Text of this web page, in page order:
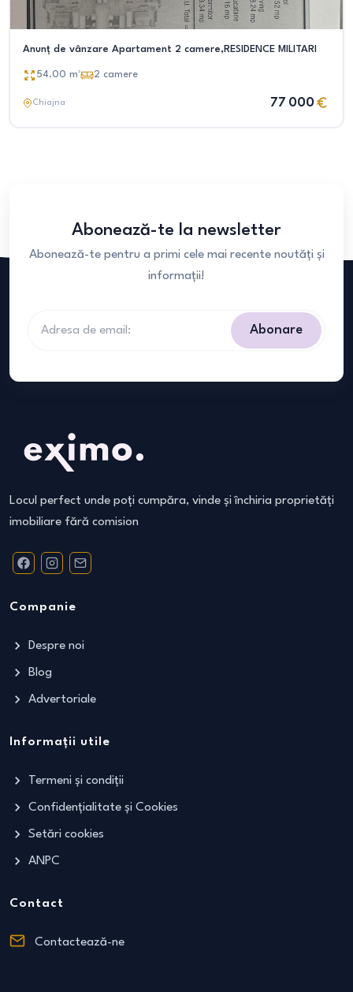
Anunț de vânzare Apartament 2 camere,RESIDENCE MILITARI
54.00 m² 2 camere
Chiajna 77 000
Abonează-te la newsletter
Abonează-te pentru a primi cele mai recente noutăți și
informații!
Abonare
Locul perfect unde poți cumpăra, vinde și închiria proprietăți
imobiliare fără comision
Companie
Despre noi
Blog
Advertoriale
Informații utile
Termeni și condiții
Confidențialitate și Cookies
Setări cookies
ANPC
Contact
Contactează-ne